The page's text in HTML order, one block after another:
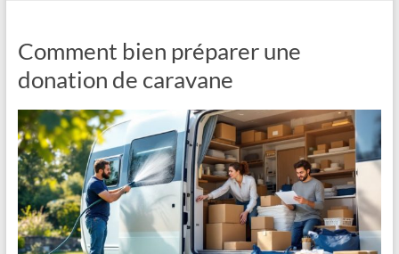
Comment bien préparer une
donation de caravane